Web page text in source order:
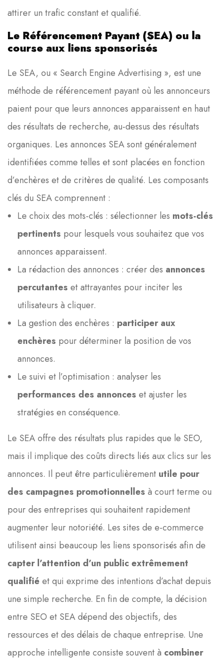
attirer un trafic constant et qualifié.
Le Référencement Payant (SEA) ou la
course aux liens sponsorisés
Le SEA, ou « Search Engine Advertising », est une
méthode de référencement payant où les annonceurs
paient pour que leurs annonces apparaissent en haut
des résultats de recherche, au-dessus des résultats
organiques. Les annonces SEA sont généralement
identifiées comme telles et sont placées en fonction
d’enchères et de critères de qualité. Les composants
clés du SEA comprennent :
Le choix des mots-clés : sélectionner les mots-clés
pertinents pour lesquels vous souhaitez que vos
annonces apparaissent.
La rédaction des annonces : créer des annonces
percutantes et attrayantes pour inciter les
utilisateurs à cliquer.
La gestion des enchères : participer aux
enchères pour déterminer la position de vos
annonces.
Le suivi et l’optimisation : analyser les
performances des annonces et ajuster les
stratégies en conséquence.
Le SEA offre des résultats plus rapides que le SEO,
mais il implique des coûts directs liés aux clics sur les
annonces. Il peut être particulièrement utile pour
des campagnes promotionnelles à court terme ou
pour des entreprises qui souhaitent rapidement
augmenter leur notoriété. Les sites de e-commerce
utilisent ainsi beaucoup les liens sponsorisés afin de
capter l’attention d’un public extrêmement
qualifié et qui exprime des intentions d’achat depuis
une simple recherche. En fin de compte, la décision
entre SEO et SEA dépend des objectifs, des
ressources et des délais de chaque entreprise. Une
approche intelligente consiste souvent à combiner